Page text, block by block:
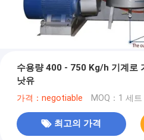
수용량 400 - 750 Kg/h 기계로
낫유
가격：negotiable MOQ：1 세트
최고의 가격